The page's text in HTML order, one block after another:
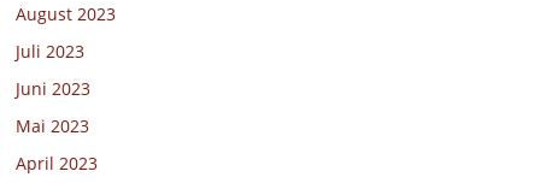
August 2023
Juli 2023
Juni 2023
Mai 2023
April 2023